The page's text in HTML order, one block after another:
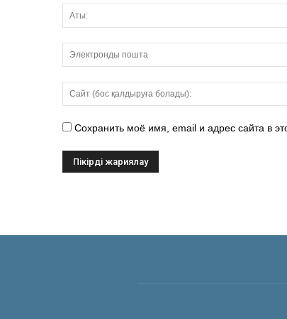
Сохранить моё имя, email и адрес сайта в